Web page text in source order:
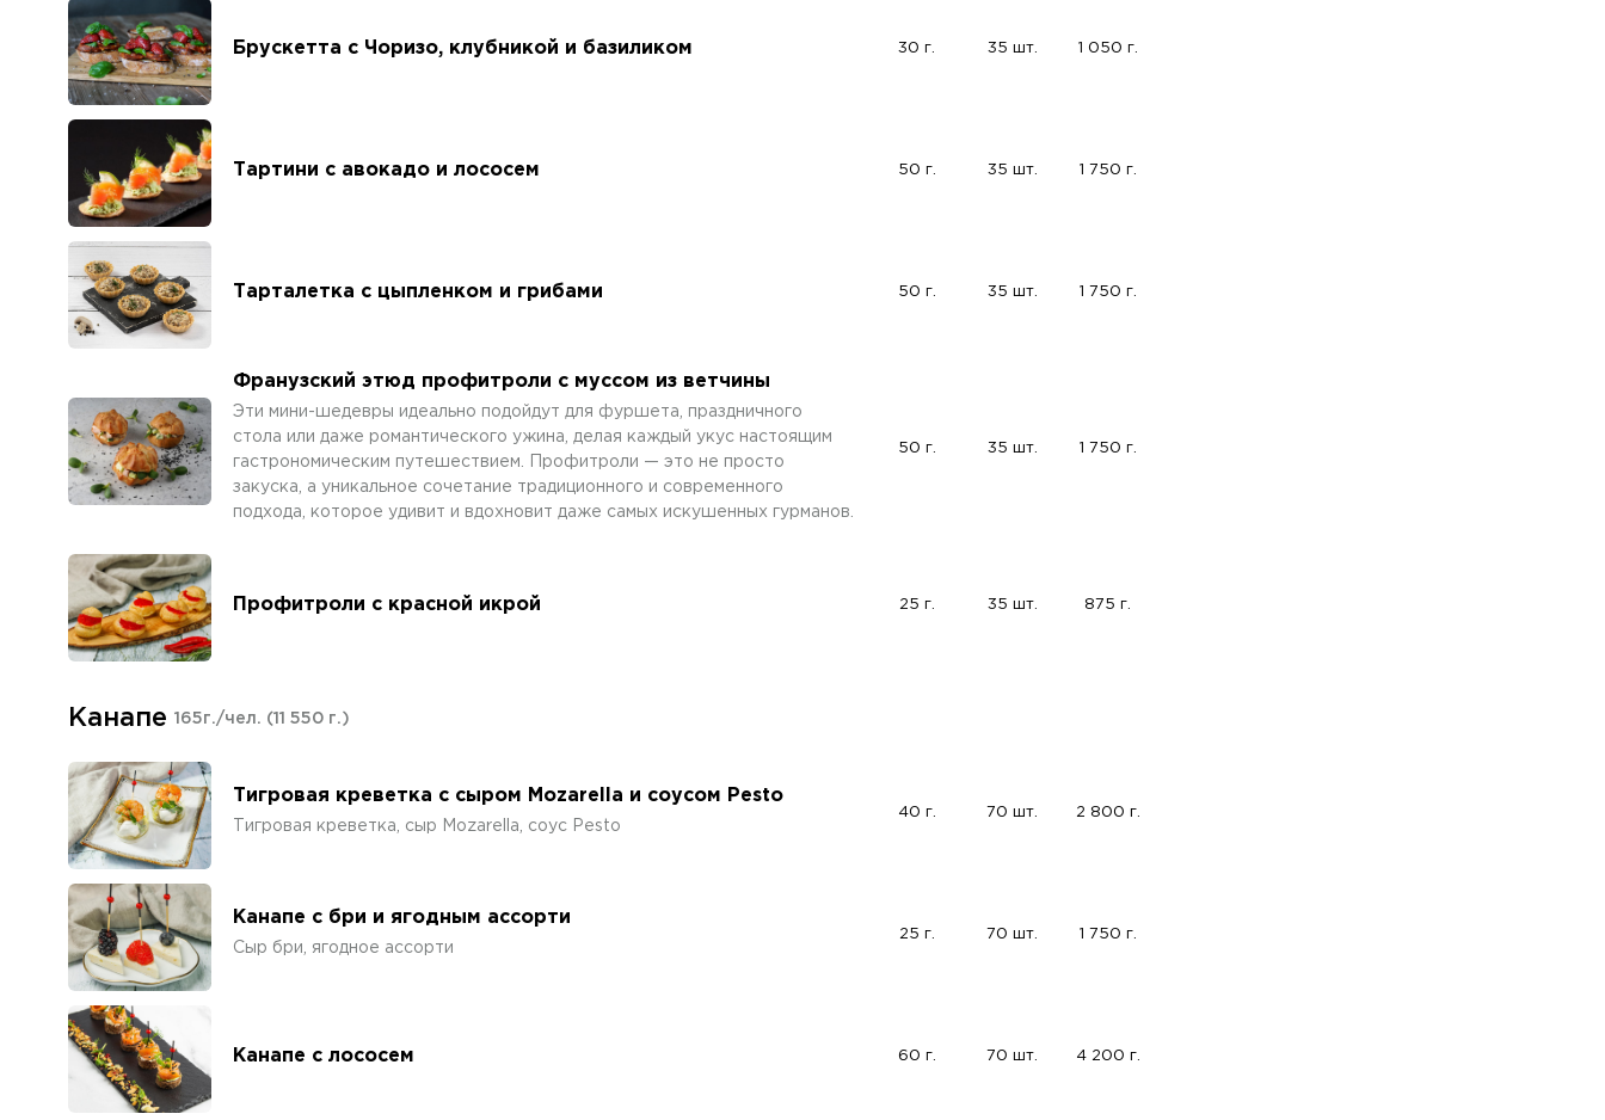
Брускетта с Чоризо, клубникой и базиликом 30 г. 35 шт. 1 050 г.
Тартини с авокадо и лососем 50 г. 35 шт. 1 750 г.
Тарталетка с цыпленком и грибами 50 г. 35 шт. 1 750 г.
Франузский этюд профитроли с муссом из ветчины
Эти мини-шедевры идеально подойдут для фуршета, праздничного
стола или даже романтического ужина, делая каждый укус настоящим
гастрономическим путешествием. Профитроли — это не просто
закуска, а уникальное сочетание традиционного и современного
подхода, которое удивит и вдохновит даже самых искушенных гурманов.
50 г. 35 шт. 1 750 г.
Профитроли с красной икрой 25 г. 35 шт. 875 г.
Канапе 165г./чел. (11 550 г.)
Тигровая креветка с сыром Mozarella и соусом Pesto
Тигровая креветка, сыр Mozarella, соус Pesto
40 г. 70 шт. 2 800 г.
Канапе с бри и ягодным ассорти
Сыр бри, ягодное ассорти
25 г. 70 шт. 1 750 г.
Канапе с лососем 60 г. 70 шт. 4 200 г.